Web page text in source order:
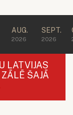
AUG.
2026
SEPT.
2026
LATVIJAS
ŠAJĀ